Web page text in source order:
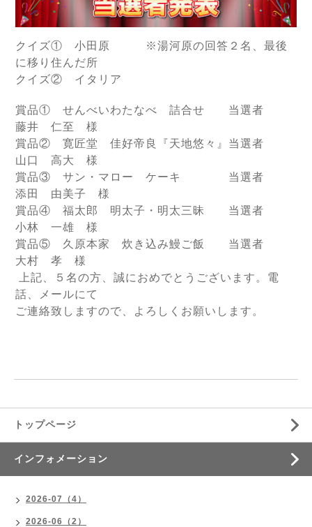
クイズ① 小田原 ※湯河原の回答２名、最後
に移り住んだ所
クイズ② イタリア
賞品① せんべいわたなべ 詰合せ 当選者
藤井 仁至 様
賞品② 寛匠堂 佳好帝良『天地悠々』当選者
山口 高大 様
賞品③ サン・マロー ケーキ 当選者
添田 由美子 様
賞品④ 福太郎 明太子・明太三昧 当選者
小林 一雄 様
賞品⑤ 久原本家 炊き込み鰻ご飯 当選者
大村 孝 様
上記、５名の方、誠におめでとうございます。電
話、メールにて
ご連絡致しますので、よろしくお願いします。
トップページ
インフォメーション
2026-07（4）
2026-06（2）